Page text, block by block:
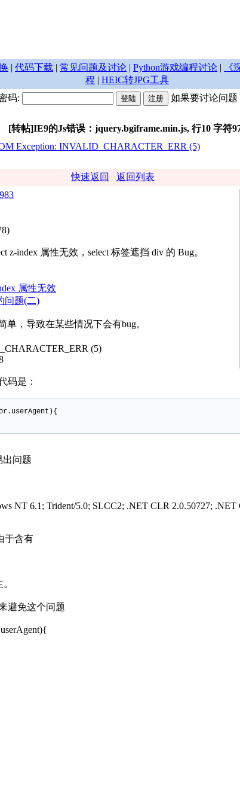
| 代码下载 | 常见问题及讨论 | Python游戏编程讨论 | 《
程 | HEIC转JPG工具
码: 如果要讨论问题
[转帖]IE9的Js错误：jquery.bgiframe.min.js, 行10 字符
Exception: INVALID_CHARACTER_ERR (5)
快速返回 返回列表
z-index 属性无效，select 标签遮挡 div 的 Bug。
属性无效
问题(二)
，导致在某些情况下会有bug。
(5)
码是：
出问题
NT 6.1; Trident/5.0; SLCC2; .NET CLR 2.0.50727;
于含有
避免这个问题